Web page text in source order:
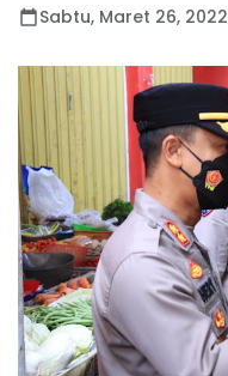
Sabtu, Maret 26, 2022